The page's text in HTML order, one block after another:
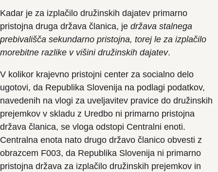
Kadar je za izplačilo družinskih dajatev primarno
pristojna druga država članica, je država stalnega
prebivališča sekundarno pristojna, torej le za izplačilo
morebitne razlike v višini družinskih dajatev.
V kolikor krajevno pristojni center za socialno delo
ugotovi, da Republika Slovenija na podlagi podatkov,
navedenih na vlogi za uveljavitev pravice do družinskih
prejemkov v skladu z Uredbo ni primarno pristojna
država članica, se vloga odstopi Centralni enoti.
Centralna enota nato drugo državo članico obvesti z
obrazcem F003, da Republika Slovenija ni primarno
pristojna država za izplačilo družinskih prejemkov in